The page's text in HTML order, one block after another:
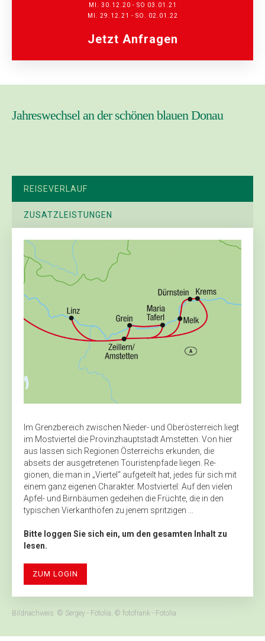
MI. 30.12.20 - SO 03.01.21
MI. 29.12.21 - SO. 02.01.22
Jetzt Anfragen
Jahreswechsel an der schönen blauen Donau
REISEVERLAUF
ZUSATZLEISTUNGEN
Im Grenzbereich zwischen Nieder- und Oberösterreich liegt
im Mostviertel die Provinzhauptstadt Amstetten. Von hier
aus lassen sich Regionen Österreichs erkunden, die
abseits der ausgetretenen Touristenpfade liegen. Re­-
gionen, die man in „Viertel“ aufgeteilt hat, jedes für sich mit
einem ganz ­eigenen Charakter. Mostviertel: Auf den vielen
Apfel- und Birnbäumen gedeihen die Früchte, die in den
typischen Vierkanthöfen zu jenem spritzigen ...
Bitte loggen Sie sich ein, um den gesamten Inhalt zu
lesen.
ZUM LOGIN
Bildnachweis: © Sergey - Fotolia, © fotofrank - Fotolia